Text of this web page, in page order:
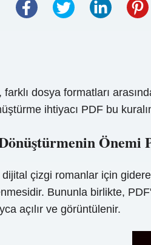
dosya formatları
ihtiyacı PDF bu
Önemi
dijital çizgi romanlar için
Bununla birlikte,
açılır ve görüntülenir.